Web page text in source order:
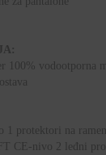
100% vodootporna
1 protektori na
CE-nivo 2 leđni